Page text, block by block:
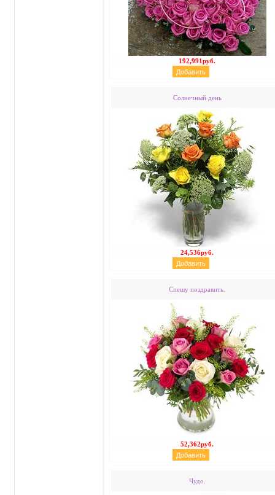
192,991руб.
Солнечный день
24,536руб.
Спешу поздравить.
52,362руб.
Чудо.